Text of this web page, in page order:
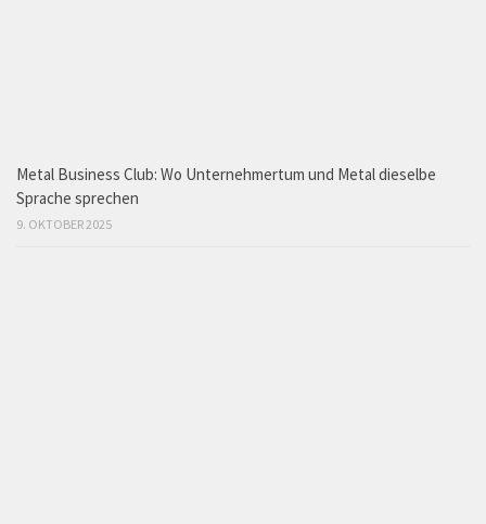
Metal Business Club: Wo Unternehmertum und Metal dieselbe
Sprache sprechen
9. OKTOBER 2025